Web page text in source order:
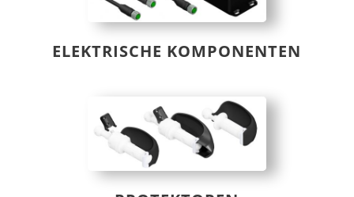
ELEKTRISCHE KOMPONENTEN